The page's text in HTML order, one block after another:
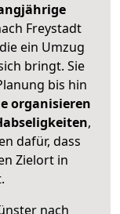
Freystadt
ein Umzug
bringt. Sie
bis hin
organisieren
,
dafür, dass
Zielort in
nach